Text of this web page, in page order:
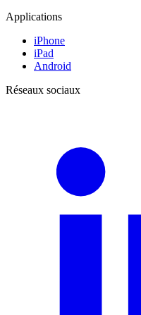
Applications
iPhone
iPad
Android
Réseaux sociaux